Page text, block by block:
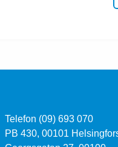
Telefon (09) 693 070
PB 430, 00101